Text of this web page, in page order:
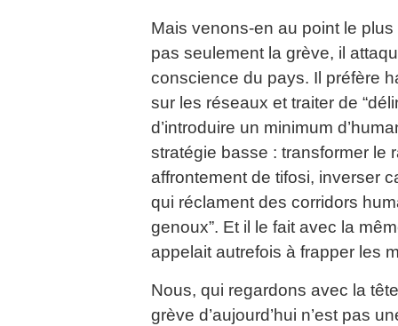
Mais venons-en au point le plus
pas seulement la grève, il
conscience du pays. Il préfère
sur les réseaux et traiter de
d’introduire un minimum
stratégie basse : transformer le
affrontement de tifosi, inverser
qui réclament des corridors
genoux”. Et il le fait avec la
appelait autrefois à frapper les
Nous, qui regardons avec la
grève d’aujourd’hui n’est pas